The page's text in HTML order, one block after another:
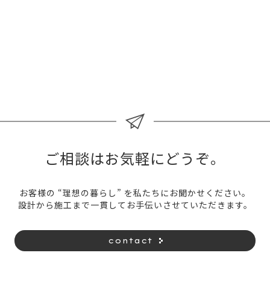
ご相談はお気軽にどうぞ。
お客様の “理想の暮らし” を私たちにお聞かせください。
設計から施工まで一貫してお手伝いさせていただきます。
contact